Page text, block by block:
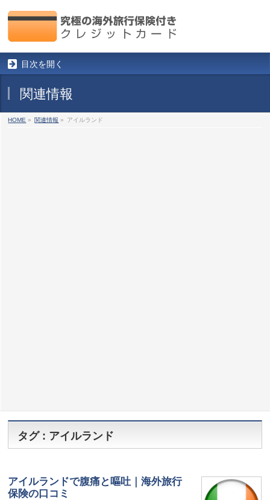
目次を開く
関連情報
HOME » 関連情報 » アイルランド
タグ : アイルランド
アイルランドで腹痛と嘔吐｜海外旅行
保険の口コミ